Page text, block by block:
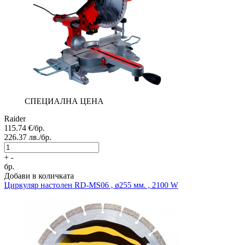
СПЕЦИАЛНА ЦЕНА
Raider
115.74 €/бр.
226.37 лв./бр.
+ -
бр.
Добави в количката
Циркуляр настолен RD-MS06 , ø255 мм. , 2100 W